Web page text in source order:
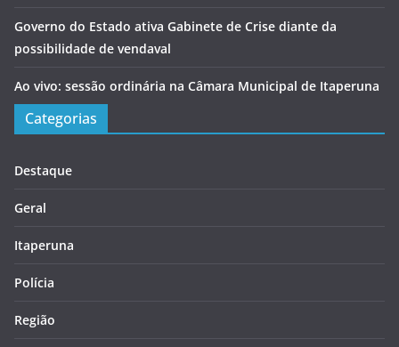
Governo do Estado ativa Gabinete de Crise diante da
possibilidade de vendaval
Ao vivo: sessão ordinária na Câmara Municipal de Itaperuna
Categorias
Destaque
Geral
Itaperuna
Polícia
Região